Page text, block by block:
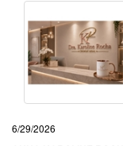
6/29/2026